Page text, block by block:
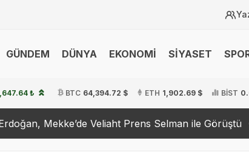
GÜNDEM DÜNYA EKONOMİ SİYASET
₺ BTC 64,394.72 $ ETH 1,902.69 $ BİST
Veliaht Prens Selman ile Görüştü Hakan